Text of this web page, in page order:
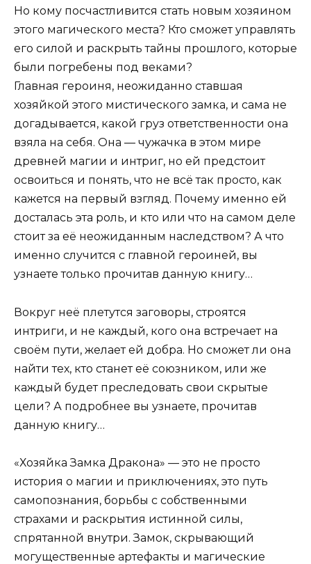
Но кому посчастливится стать новым хозяином
этого магического места? Кто сможет управлять
его силой и раскрыть тайны прошлого, которые
были погребены под веками?
Главная героиня, неожиданно ставшая
хозяйкой этого мистического замка, и сама не
догадывается, какой груз ответственности она
взяла на себя. Она — чужачка в этом мире
древней магии и интриг, но ей предстоит
освоиться и понять, что не всё так просто, как
кажется на первый взгляд. Почему именно ей
досталась эта роль, и кто или что на самом деле
стоит за её неожиданным наследством? А что
именно случится с главной героиней, вы
узнаете только прочитав данную книгу…
Вокруг неё плетутся заговоры, строятся
интриги, и не каждый, кого она встречает на
своём пути, желает ей добра. Но сможет ли она
найти тех, кто станет её союзником, или же
каждый будет преследовать свои скрытые
цели? А подробнее вы узнаете, прочитав
данную книгу…
«Хозяйка Замка Дракона» — это не просто
история о магии и приключениях, это путь
самопознания, борьбы с собственными
страхами и раскрытия истинной силы,
спрятанной внутри. Замок, скрывающий
могущественные артефакты и магические